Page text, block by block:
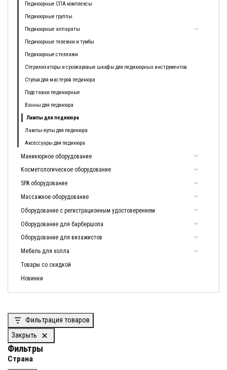
Педикюрные СПА комплексы
Педикюрные группы
Педикюрные аппараты
Педикюрные тележки и тумбы
Педикюрные стеллажи
Стерилизаторы и сухожаровые шкафы для педикюрных инструментов
Стулья для мастеров педикюра
Подставки педикюрные
Ванны для педикюра
Лампы для педикюра
Лампы-лупы для педикюра
Аксессуары для педикюра
Маникюрное оборудование
Косметологическое оборудование
SPA оборудование
Массажное оборудование
Оборудование с регистрационным удостоверением
Оборудование для барбершопа
Оборудование для визажистов
Мебель для холла
Товары со скидкой
Новинки
Фильтрация товаров
Закрыть
Фильтры
Страна